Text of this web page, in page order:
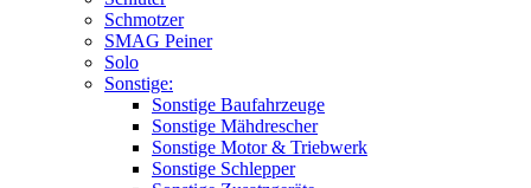
Schmotzer
SMAG Peiner
Solo
Sonstige:
Sonstige Baufahrzeuge
Sonstige Mähdrescher
Sonstige Motor & Triebwerk
Sonstige Schlepper